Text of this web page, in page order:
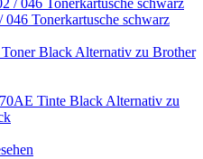
Tonerkartusche schwarz
Alternativ zu Brother
Alternativ zu